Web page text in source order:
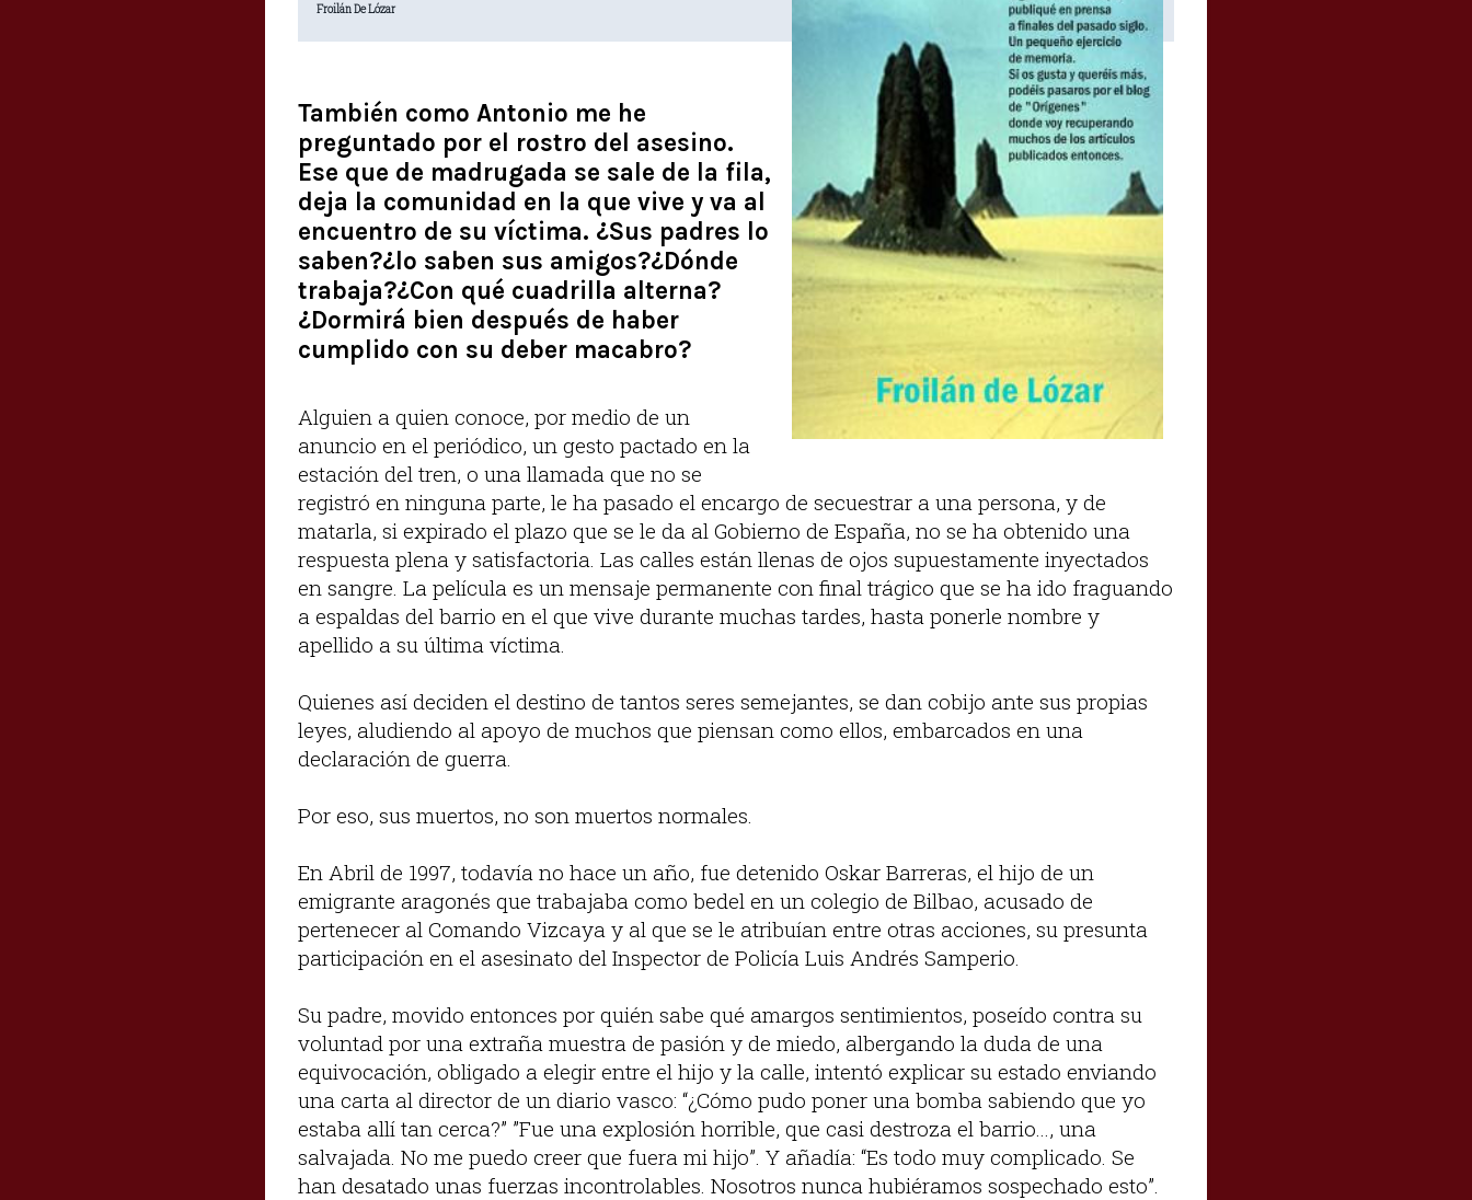
Froilán De Lózar
También como Antonio me he
preguntado por el rostro del asesino.
Ese que de madrugada se sale de la fila,
deja la comunidad en la que vive y va al
encuentro de su víctima. ¿Sus padres lo
saben?¿lo saben sus amigos?¿Dónde
trabaja?¿Con qué cuadrilla alterna?
¿Dormirá bien después de haber
cumplido con su deber macabro?
Alguien a quien conoce, por medio de un
anuncio en el periódico, un gesto pactado en la
estación del tren, o una llamada que no se
registró en ninguna parte, le ha pasado el encargo de secuestrar a una persona, y de
matarla, si expirado el plazo que se le da al Gobierno de España, no se ha obtenido una
respuesta plena y satisfactoria. Las calles están llenas de ojos supuestamente inyectados
en sangre. La película es un mensaje permanente con final trágico que se ha ido fraguando
a espaldas del barrio en el que vive durante muchas tardes, hasta ponerle nombre y
apellido a su última víctima.
Quienes así deciden el destino de tantos seres semejantes, se dan cobijo ante sus propias
leyes, aludiendo al apoyo de muchos que piensan como ellos, embarcados en una
declaración de guerra.
Por eso, sus muertos, no son muertos normales.
En Abril de 1997, todavía no hace un año, fue detenido Oskar Barreras, el hijo de un
emigrante aragonés que trabajaba como bedel en un colegio de Bilbao, acusado de
pertenecer al Comando Vizcaya y al que se le atribuían entre otras acciones, su presunta
participación en el asesinato del Inspector de Policía Luis Andrés Samperio.
Su padre, movido entonces por quién sabe qué amargos sentimientos, poseído contra su
voluntad por una extraña muestra de pasión y de miedo, albergando la duda de una
equivocación, obligado a elegir entre el hijo y la calle, intentó explicar su estado enviando
una carta al director de un diario vasco: “¿Cómo pudo poner una bomba sabiendo que yo
estaba allí tan cerca?” ”Fue una explosión horrible, que casi destroza el barrio..., una
salvajada. No me puedo creer que fuera mi hijo”. Y añadía: “Es todo muy complicado. Se
han desatado unas fuerzas incontrolables. Nosotros nunca hubiéramos sospechado esto”.